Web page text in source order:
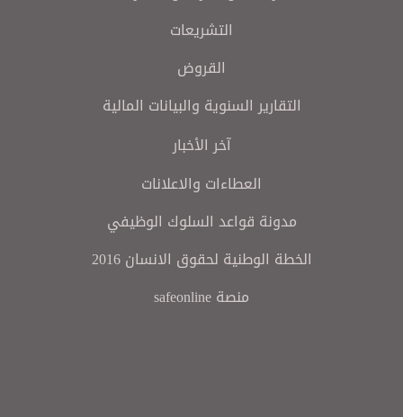
التشريعات
القروض
التقارير السنوية والبيانات المالية
آخر الأخبار
العطاءات والاعلانات
مدونة قواعد السلوك الوظيفي
الخطة الوطنية لحقوق الانسان 2016
منصة safeonline